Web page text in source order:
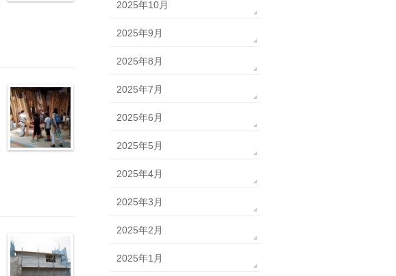
2025年10月
2025年9月
2025年8月
2025年7月
2025年6月
2025年5月
2025年4月
2025年3月
2025年2月
2025年1月